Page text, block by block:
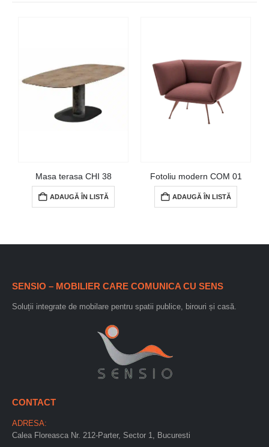
Masa terasa CHI 38
ADAUGĂ ÎN LISTĂ
Fotoliu modern COM 01
ADAUGĂ ÎN LISTĂ
SENSIO – MOBILIER CARE COMUNICA CU SENS
Soluții integrate de mobilare pentru spatii publice, birouri și casă.
CONTACT
ADRESA:
Calea Floreasca Nr. 212-Parter, Sector 1, Bucuresti